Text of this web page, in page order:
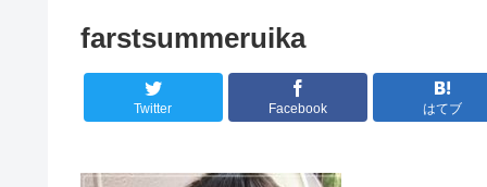
farstsummeruika
Twitter Facebook はてブ